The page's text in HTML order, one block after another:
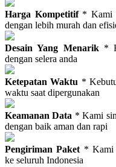
Harga Kompetitif* Kami
dengan lebih murah dan
Desain Yang Menarik*
dengan selera anda
Ketepatan Waktu *
waktu saat dipergunakan
Keamanan Data * Kami
dengan baik aman dan rapi
Pengiriman Paket * Kami
ke seluruh Indonesia